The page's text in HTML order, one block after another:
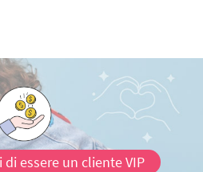
di essere un cliente VIP